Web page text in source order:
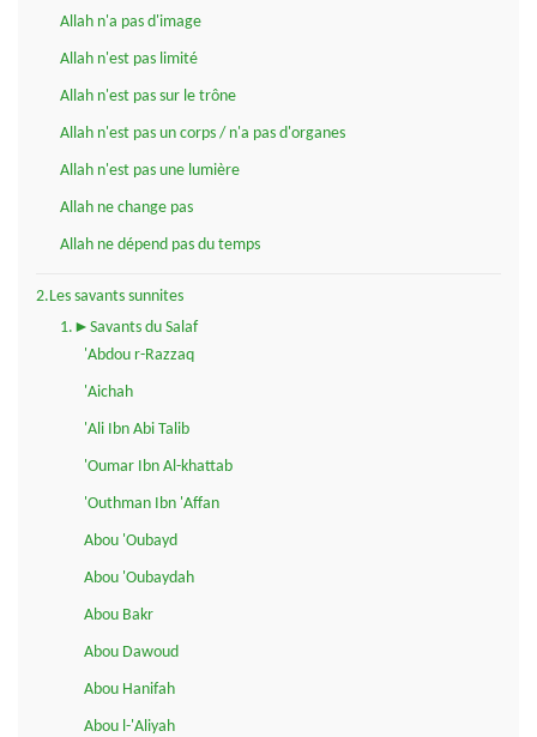
Allah n'a pas d'image
Allah n'est pas limité
Allah n'est pas sur le trône
Allah n'est pas un corps / n'a pas d'organes
Allah n'est pas une lumière
Allah ne change pas
Allah ne dépend pas du temps
2.Les savants sunnites
1.►Savants du Salaf
'Abdou r-Razzaq
'Aichah
'Ali Ibn Abi Talib
'Oumar Ibn Al-khattab
'Outhman Ibn 'Affan
Abou 'Oubayd
Abou 'Oubaydah
Abou Bakr
Abou Dawoud
Abou Hanifah
Abou l-'Aliyah